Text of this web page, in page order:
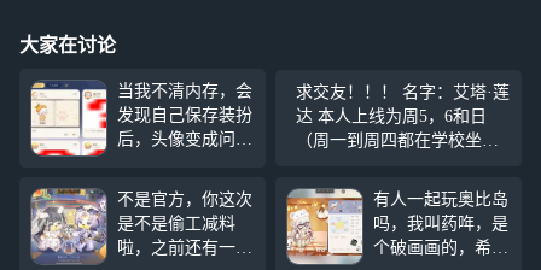
大家在讨论
当我不清内存，会
发现自己保存装扮
后，头像变成问
有大的 ，看求助
站或频道有人头像
是问号。 本人玩
的是渠道服。
求交友！！！ 名字：艾塔·莲
达 本人上线为周5，6和日
（周一到周四都在学校坐牢T
不是官方，你这次
是不是偷工减料
啦，之前还有一个
有人一起玩奥比岛
吗，我叫药哖，是
个破画画的，希望